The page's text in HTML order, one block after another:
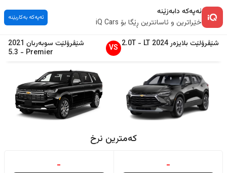
ئەپەکە دابەزێنە
خێراترین و ئاسانترین ڕێگا بۆ iQ Cars
ئەپەکە بەکاربێنە
شێڤرۆلێت بلایزەر2024
LT
-
2.0T
VS شێڤرۆلێت سوبەربان 2021
Premier
-
5.3
کەمترین نرخ
-
-